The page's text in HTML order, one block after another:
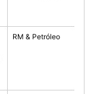
RM & Petróleo